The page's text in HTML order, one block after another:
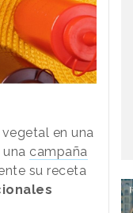
vegetal en una
campaña
su receta